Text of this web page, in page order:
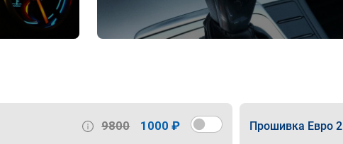
9800 1000 ₽ Прошивка Евро 2